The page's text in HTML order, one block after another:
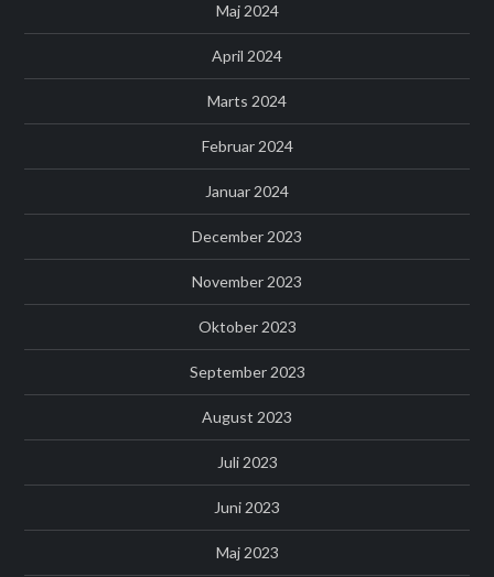
Maj 2024
April 2024
Marts 2024
Februar 2024
Januar 2024
December 2023
November 2023
Oktober 2023
September 2023
August 2023
Juli 2023
Juni 2023
Maj 2023